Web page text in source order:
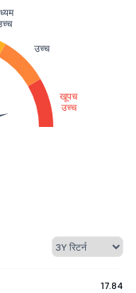
उच्च
खूपच
उच्च
17.84